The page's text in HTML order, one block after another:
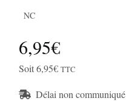
NC
6,95€
Soit 6,95€ TTC
Délai non communiqué